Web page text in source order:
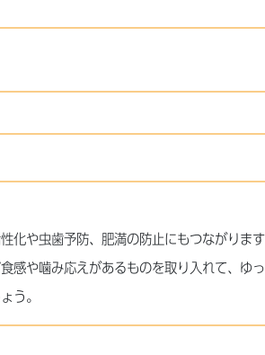
化や虫歯予防、肥満の防止にもつながります
感や噛み応えがあるものを取り入れて、ゆっ
う。